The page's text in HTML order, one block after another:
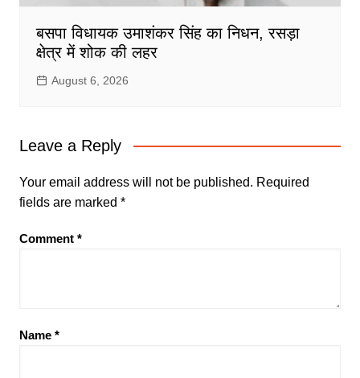
बसपा विधायक उमाशंकर सिंह का निधन, रसड़ा
क्षेत्र में शोक की लहर
August 6, 2026
Leave a Reply
Your email address will not be published. Required
fields are marked *
Comment *
Name *